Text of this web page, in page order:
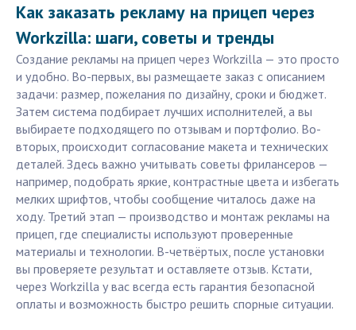
Как заказать рекламу на прицеп через
Workzilla: шаги, советы и тренды
Создание рекламы на прицеп через Workzilla — это просто
и удобно. Во-первых, вы размещаете заказ с описанием
задачи: размер, пожелания по дизайну, сроки и бюджет.
Затем система подбирает лучших исполнителей, а вы
выбираете подходящего по отзывам и портфолио. Во-
вторых, происходит согласование макета и технических
деталей. Здесь важно учитывать советы фрилансеров —
например, подобрать яркие, контрастные цвета и избегать
мелких шрифтов, чтобы сообщение читалось даже на
ходу. Третий этап — производство и монтаж рекламы на
прицеп, где специалисты используют проверенные
материалы и технологии. В-четвёртых, после установки
вы проверяете результат и оставляете отзыв. Кстати,
через Workzilla у вас всегда есть гарантия безопасной
оплаты и возможность быстро решить спорные ситуации.